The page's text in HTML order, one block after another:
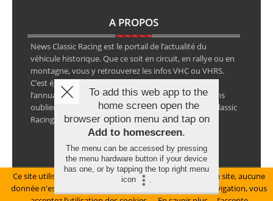
A PROPOS
News Classic Racing est le portail de l’actualité du
véhicule historique. Que ce soit en circuit, en rallye ou en
montagne, vous y retrouverez les infos VHC ou VHRS.
C’est également le calendrier des épreuves ainsi que
l’annuaire des spécialistes de la voiture ancienne, sans
oublier les petites annonces avec notre partenaire Classic
Racing Annonces.
Mentions légales
© Copyright 2026 NewsClassicRacing, tous droits réservés
Ce site utilise des cookies pour le bon fonctionnement du site, aucune
donnée n'est collectée à ce titre. En poursuivant votre navigation, vous
To add this web app to the
home screen open the
browser option menu and tap on
Add to homescreen.
The menu can be accessed by pressing
the menu hardware button if your device
has one, or by tapping the top right menu
icon
.